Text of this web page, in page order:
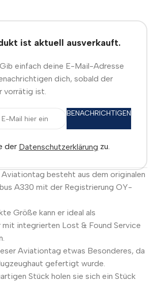
ist aktuell ausverkauft.
einfach deine E-Mail-Adresse
dich, sobald der
vorrätig ist.
BENACHRICHTIGEN
der Datenschutzerklärung zu.
Aviationtag besteht aus dem originalen
A330 mit der Registrierung OY-
Größe kann er ideal als
mit integrierten Lost & Found Service
Aviationtag etwas Besonderes, da
gefertigt wurde.
Stück holen sie sich ein Stück